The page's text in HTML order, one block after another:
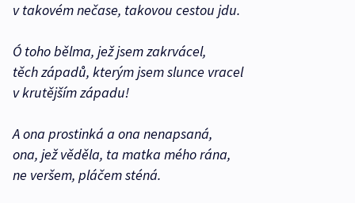
v takovém nečase, takovou cestou jdu.
Ó toho bělma, jež jsem zakrvácel,
těch západů, kterým jsem slunce vracel
v krutějším západu!
A ona prostinká a ona nenapsaná,
ona, jež věděla, ta matka mého rána,
ne veršem, pláčem sténá.